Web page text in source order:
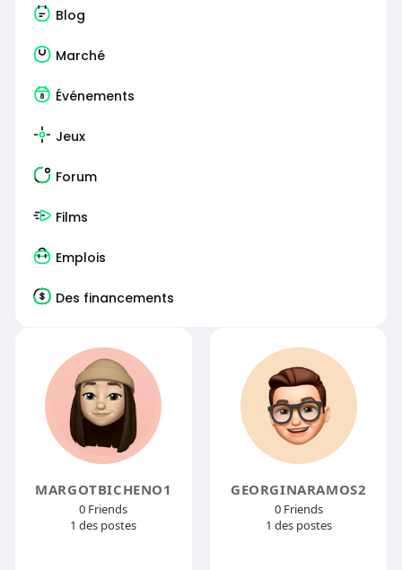
Blog
Marché
Événements
Jeux
Forum
Films
Emplois
Des financements
MARGOTBICHENO1
0 Friends
1 des postes
GEORGINARAMOS2
0 Friends
1 des postes